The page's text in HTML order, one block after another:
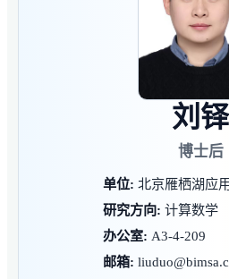
刘铎
博士后
单位: 北京雁栖湖应
研究方向: 计算数学
办公室: A3-4-209
邮箱: